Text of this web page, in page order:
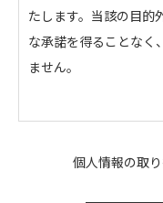
たします。当該の目的
な承諾を得ることなく
ません。
個人情報の取